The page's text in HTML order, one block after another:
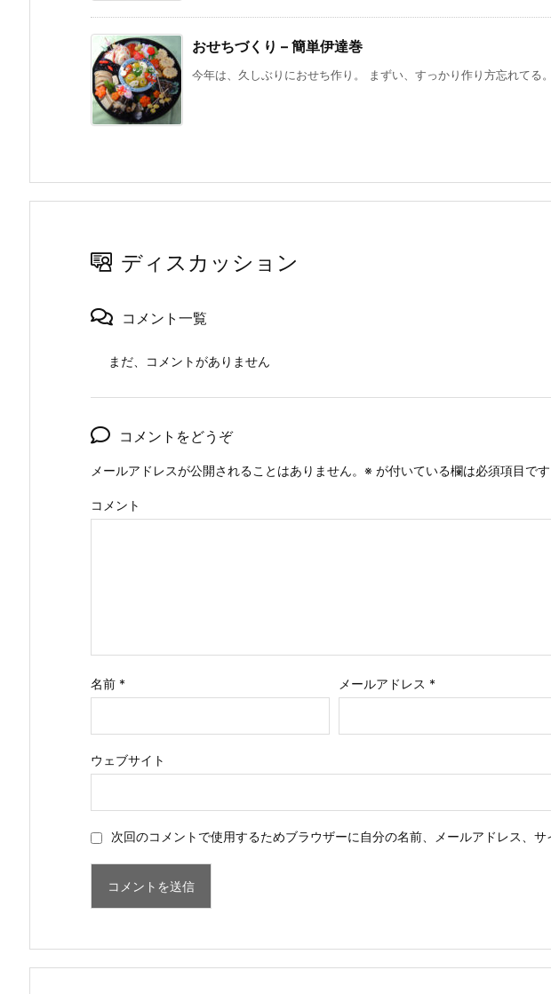
おせちづくり – 簡単伊達巻
今年は、久しぶりにおせち作り。 まずい、すっかり作り方忘れてる
ディスカッション
コメント一覧
まだ、コメントがありません
コメントをどうぞ
メールアドレスが公開されることはありません。 ※ が付いている欄は必須項目です
コメント
名前 * メールアドレス *
ウェブサイト
次回のコメントで使用するためブラウザーに自分の名前、メールアドレス、サ